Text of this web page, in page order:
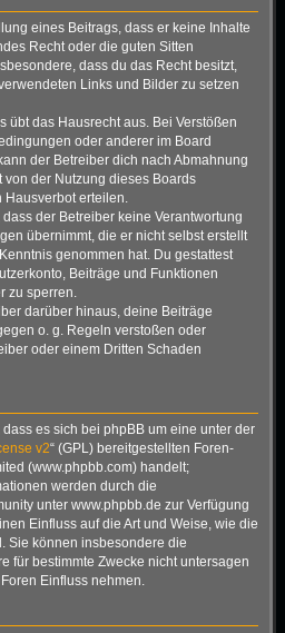
eines Beitrags, dass er keine Inhalte
Recht oder die guten Sitten
dass du das Recht besitzt,
Links und Bilder zu setzen
übt das Hausrecht aus. Bei Verstößen
oder anderer im Board
der Betreiber dich nach Abmahnung
der Nutzung dieses Boards
erteilen.
der Betreiber keine Verantwortung
übernimmt, die er nicht selbst erstellt
genommen hat. Du gestattest
Beiträge und Funktionen
zu sperren.
darüber hinaus, deine Beiträge
o. g. Regeln verstoßen oder
oder einem Dritten Schaden
es sich bei phpBB um eine unter der
v2“ (GPL) bereitgestellten Foren-
(www.phpbb.com) handelt;
werden durch die
unter www.phpbb.de zur Verfügung
Einfluss auf die Art und Weise, wie die
Sie können insbesondere die
für bestimmte Zwecke nicht untersagen
Einfluss nehmen.